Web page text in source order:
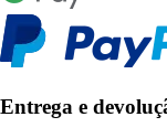
Entrega e